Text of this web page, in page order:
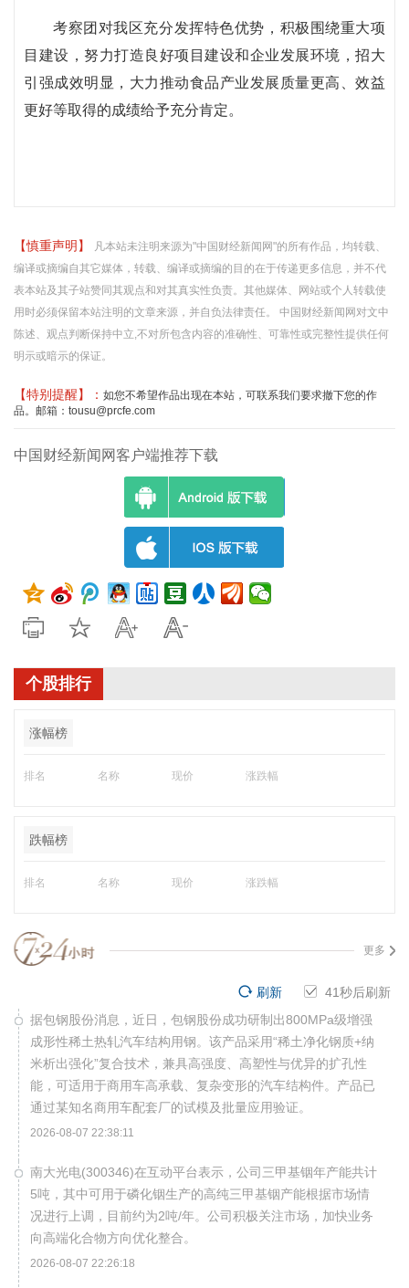
考察团对我区充分发挥特色优势，积极围绕重大项
目建设，努力打造良好项目建设和企业发展环境，招大
引强成效明显，大力推动食品产业发展质量更高、效益
更好等取得的成绩给予充分肯定。
【慎重声明】
凡本站未注明来源为"中国财经新闻网"的所有作品，均转载、
编译或摘编自其它媒体，转载、编译或摘编的目的在于传递更多信息，并不代
表本站及其子站赞同其观点和对其真实性负责。其他媒体、网站或个人转载使
用时必须保留本站注明的文章来源，并自负法律责任。 中国财经新闻网对文中
陈述、观点判断保持中立,不对所包含内容的准确性、可靠性或完整性提供任何
明示或暗示的保证。
【特别提醒】： 如您不希望作品出现在本站，可联系我们要求撤下您的作
品。邮箱：tousu@prcfe.com
中国财经新闻网客户端推荐下载
个股排行
涨幅榜
排名 名称 现价 涨跌幅
跌幅榜
排名 名称 现价 涨跌幅
更多
40秒后刷新
刷新
据包钢股份消息，近日，包钢股份成功研制出800MPa级增强
成形性稀土热轧汽车结构用钢。该产品采用“稀土净化钢质+纳
米析出强化”复合技术，兼具高强度、高塑性与优异的扩孔性
能，可适用于商用车高承载、复杂变形的汽车结构件。产品已
通过某知名商用车配套厂的试模及批量应用验证。
2026-08-07 22:38:11
南大光电(300346)在互动平台表示，公司三甲基铟年产能共计
5吨，其中可用于磷化铟生产的高纯三甲基铟产能根据市场情
况进行上调，目前约为2吨/年。公司积极关注市场，加快业务
向高端化合物方向优化整合。
2026-08-07 22:26:18